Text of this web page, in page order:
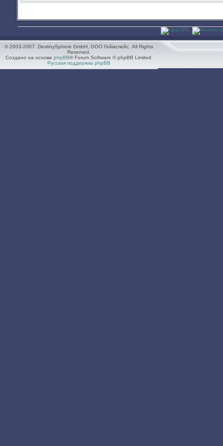
© 2003-2007. DestinySphere GmbH, ООО Геймспейс. All Rights
Reserved.
Создано на основе phpBB® Forum Software © phpBB Limited.
Русская поддержка phpBB